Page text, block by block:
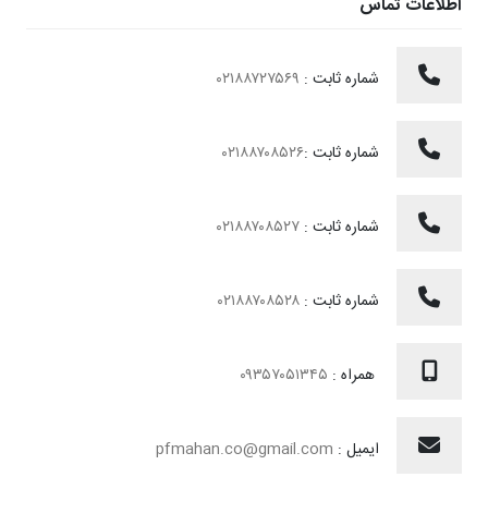
شماره ثابت :
شماره ثابت :۰۲۱۸۸۷۰۸۵۲۶
شماره ثابت :
شماره ثابت :
همراه :
ایمیل : pfmahan.co@gmail.com